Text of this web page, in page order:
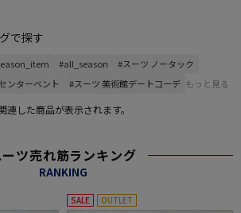
で探す
#all_season
#スーツ ノータック
ンターベント #スーツ 美術館デートコーデ もっと見る
した商品が表示されます。
ーツ売れ筋ランキング
RANKING
SALE OUTLET